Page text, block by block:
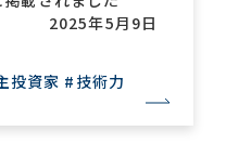
2025年5月9日
投資家 #技術力